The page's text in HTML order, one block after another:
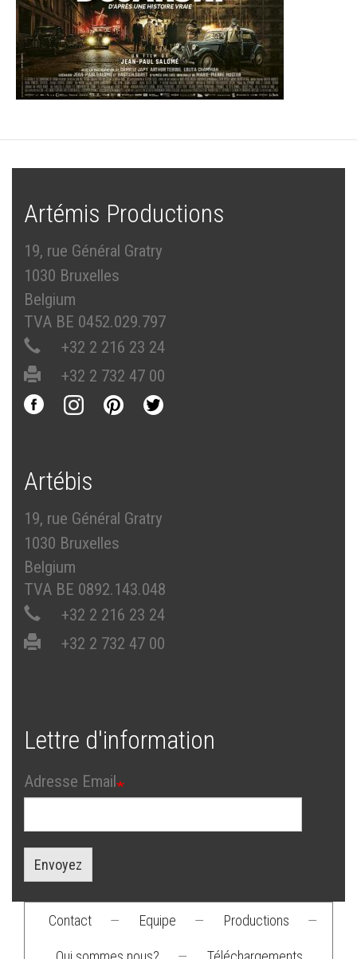
Artémis Productions
19, rue Général Gratry
1030 Bruxelles
Belgium
TVA BE 0452.029.797
+32 2 216 23 24
+32 2 732 47 00
Artébis
19, rue Général Gratry
1030 Bruxelles
Belgium
TVA BE 0892.143.048
+32 2 216 23 24
+32 2 732 47 00
Lettre d'information
Adresse Email
Envoyez
Footer
Contact — Equipe — Productions —